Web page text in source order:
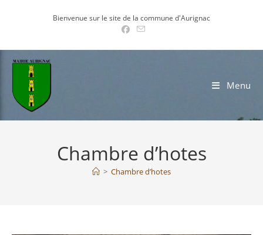
Bienvenue sur le site de la commune d'Aurignac
Menu
Chambre d’hotes
> Chambre d’hotes